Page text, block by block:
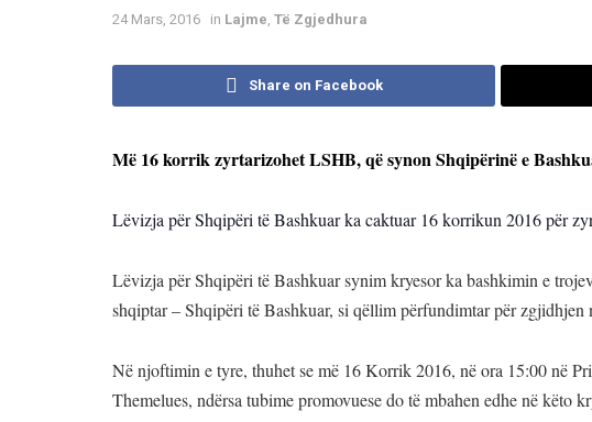
24 Mars, 2016 in Lajme Të Zgjedhura
Share on Facebook
Më 16 korrik zyrtarizohet LSHB, që synon Shqipërinë e
Lëvizja për Shqipëri të Bashkuar ka caktuar 16 korrikun 2016 për
Lëvizja për Shqipëri të Bashkuar synim kryesor ka bashkimin e
shqiptar – Shqipëri të Bashkuar, si qëllim përfundimtar për zgjidhjen
Në njoftimin e tyre, thuhet se më 16 Korrik 2016, në ora 15:00 në
Themelues, ndërsa tubime promovuese do të mbahen edhe në këto